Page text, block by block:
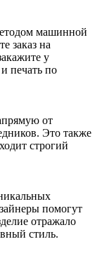
машинной
заказ на
у
печать по
от
Это также
строгий
помогут
отражало
стиль.